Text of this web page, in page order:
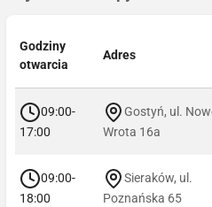
Godziny
otwarcia
Adres
09:00-
17:00
Gostyń, ul.
Wrota 16a
09:00-
18:00
Sieraków, ul.
Poznańska 65